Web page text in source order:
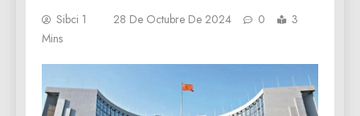
Sibci 1 28 De Octubre De 2024 0
3
Mins